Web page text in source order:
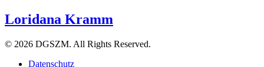
Loridana Kramm
© 2026 DGSZM. All Rights Reserved.
Datenschutz